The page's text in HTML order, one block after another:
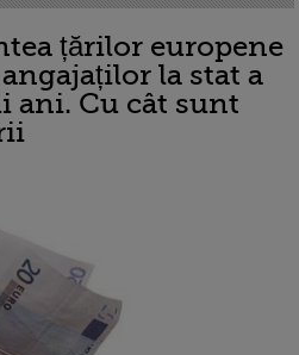
țărilor europene
la stat a
ani. Cu cât sunt